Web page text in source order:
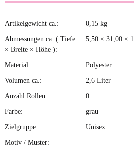
Produkteigenschaft
Wert
Artikelgewicht ca.: 0,15 kg
Abmessungen ca. ( Tiefe
× Breite × Höhe ):
5,50 × 31,00 ×
Material: Polyester
Volumen ca.: 2,6 Liter
Anzahl Rollen: 0
Farbe: grau
Zielgruppe: Unisex
Motiv / Muster: